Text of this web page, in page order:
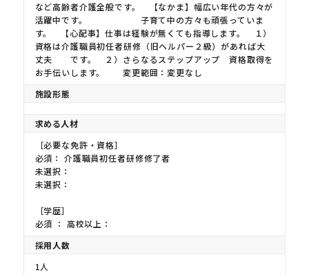
など高齢者介護全般です。 【なかま】幅広い年代の方々が
活躍中です。 子育て中の方々も頑張っていま
す。 【心配事】仕事は経験が無くても指導します。 １）
資格は介護職員初任者研修（旧ヘルパー２級）があれば大
丈夫 です。 ２）さらなるステップアップ 資格取得を
お手伝いします。 変更範囲：変更なし
施設形態
求める人材
［必要な免許・資格］
必須： 介護職員初任者研修修了者
未選択：
未選択：
［学歴］
必須 ： 高校以上：
採用人数
1人